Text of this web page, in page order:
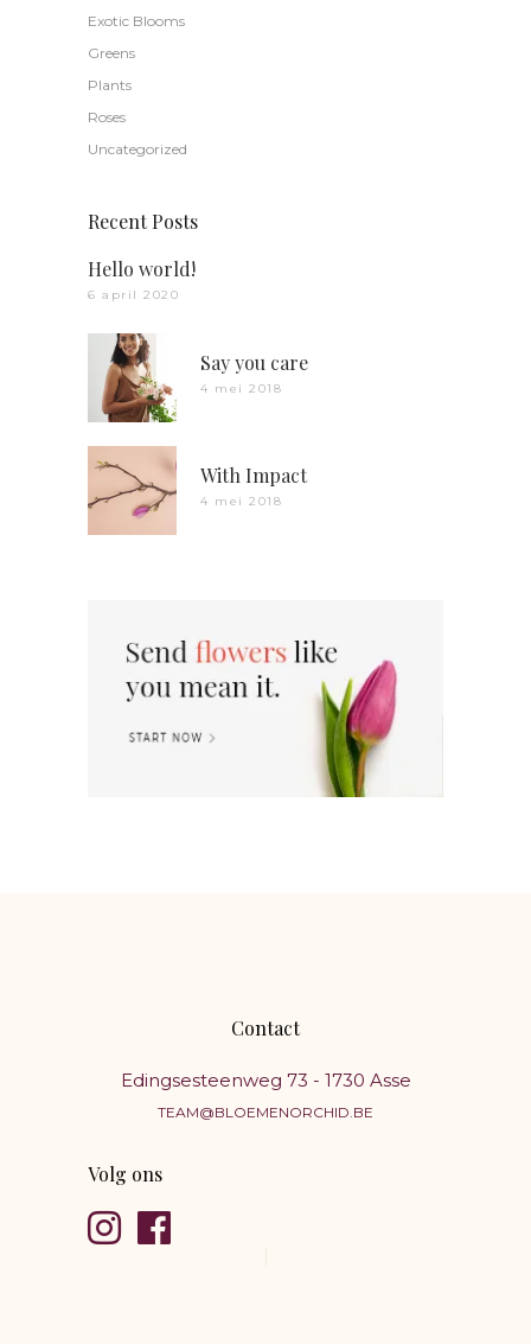
Exotic Blooms
Greens
Plants
Roses
Uncategorized
Recent Posts
Hello world!
6 april 2020
Say you care
4 mei 2018
With Impact
4 mei 2018
Contact
Edingsesteenweg 73 - 1730 Asse
TEAM@BLOEMENORCHID.BE
Volg ons